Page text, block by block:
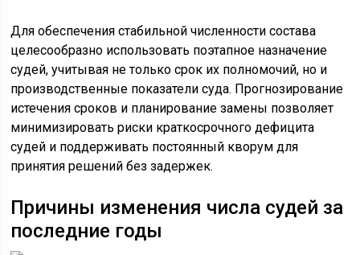
Для обеспечения стабильной численности состава
целесообразно использовать поэтапное назначение
судей, учитывая не только срок их полномочий, но и
производственные показатели суда. Прогнозирование
истечения сроков и планирование замены позволяет
минимизировать риски краткосрочного дефицита
судей и поддерживать постоянный кворум для
принятия решений без задержек.
Причины изменения числа судей за
последние годы